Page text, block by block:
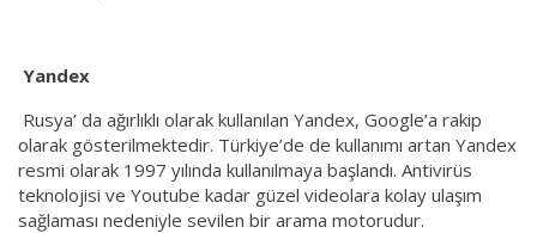
Yandex
Rusya’ da ağırlıklı olarak kullanılan Yandex, Google’a rakip
olarak gösterilmektedir. Türkiye’de de kullanımı artan Yandex
resmi olarak 1997 yılında kullanılmaya başlandı. Antivirüs
teknolojisi ve Youtube kadar güzel videolara kolay ulaşım
sağlaması nedeniyle sevilen bir arama motorudur.